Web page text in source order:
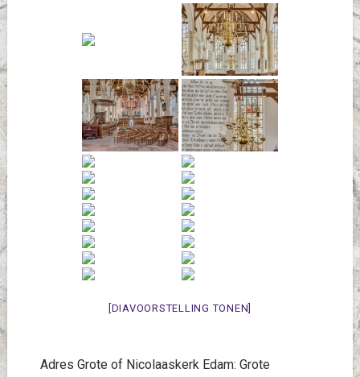
[DIAVOORSTELLING TONEN]
Adres Grote of Nicolaaskerk Edam: Grote